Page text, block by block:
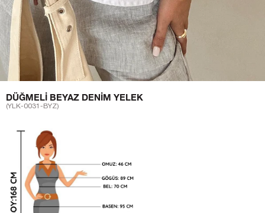
DÜĞMELI BEYAZ DENIM YELEK
(YLK-0031-BYZ)